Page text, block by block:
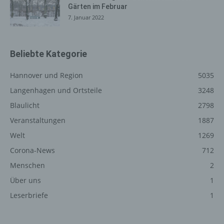
Gärten im Februar
7. Januar 2022
Beliebte Kategorie
Hannover und Region
5035
Langenhagen und Ortsteile
3248
Blaulicht
2798
Veranstaltungen
1887
Welt
1269
Corona-News
712
Menschen
2
Über uns
1
Leserbriefe
1
Richtlinien- und Verordnungsgeber eingeräumte
Recht, von dem für die Verarbeitung Verantwortlichen
werden. Möchte eine betroffene Person dieses
hierzu jederzeit an einen Mitarbeiter des für die
Verarbeitung Verantwortlichen wenden.
b) Recht auf Auskunft
Jede von der Verarbeitung personenbezogener
jederzeit von dem für die Verarbeitung
Verantwortlichen unentgeltliche Auskunft über die zu
Ferner hat der Europäische Richtlinien- und